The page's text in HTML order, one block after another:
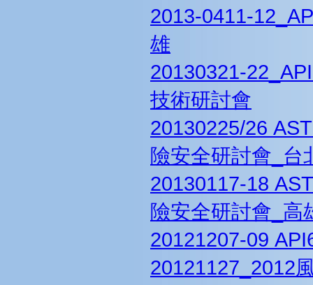
2013-0411-
雄
20130321-
技術研討會
20130225/26
險安全研討會_台
20130117-18
險安全研討會_高
20121207-09
20121127_2012